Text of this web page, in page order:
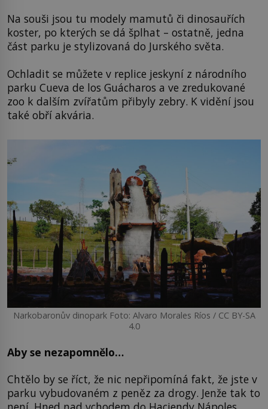
Na souši jsou tu modely mamutů či dinosauřích
koster, po kterých se dá šplhat – ostatně, jedna
část parku je stylizovaná do Jurského světa.
Ochladit se můžete v replice jeskyní z národního
parku Cueva de los Guácharos a ve zredukované
zoo k dalším zvířatům přibyly zebry. K vidění jsou
také obří akvária.
Narkobaronův dinopark Foto: Alvaro Morales Ríos / CC BY-SA
4.0
Aby se nezapomnělo…
Chtělo by se říct, že nic nepřipomíná fakt, že jste v
parku vybudovaném z peněz za drogy. Jenže tak to